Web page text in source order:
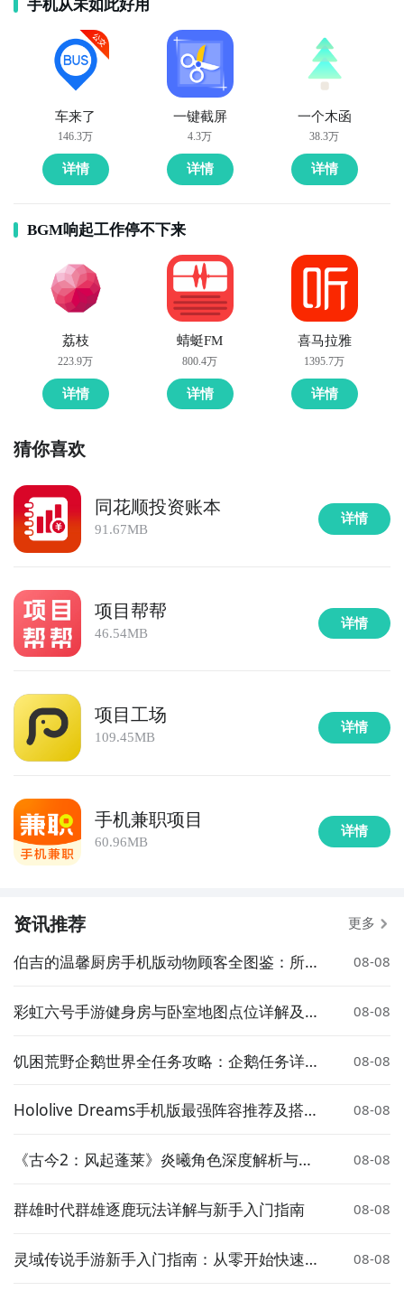
手机从未如此好用
车来了
146.3万
详情
一键截屏
4.3万
详情
一个木函
38.3万
详情
BGM响起工作停不下来
荔枝
223.9万
详情
蜻蜓FM
800.4万
详情
喜马拉雅
1395.7万
详情
猜你喜欢
同花顺投资账本
91.67MB
详情
项目帮帮
46.54MB
详情
项目工场
109.45MB
详情
手机兼职项目
60.96MB
详情
资讯推荐 更多
伯吉的温馨厨房手机版动物顾客全图鉴：所有
08-08
彩虹六号手游健身房与卧室地图点位详解及实
08-08
饥困荒野企鹅世界全任务攻略：企鹅任务详细
08-08
Hololive Dreams手机版最强阵容推荐及搭配
08-08
《古今2：风起蓬莱》炎曦角色深度解析与实
08-08
群雄时代群雄逐鹿玩法详解与新手入门指南 08-08
灵域传说手游新手入门指南：从零开始快速上
08-08